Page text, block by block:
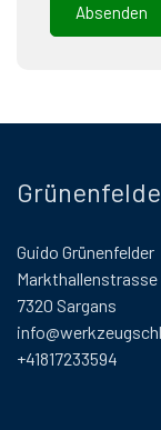
Guido Grünenfelder
Markthallenstrasse
7320 Sargans
+41817233594